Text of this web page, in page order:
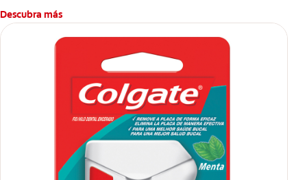
Descubra más